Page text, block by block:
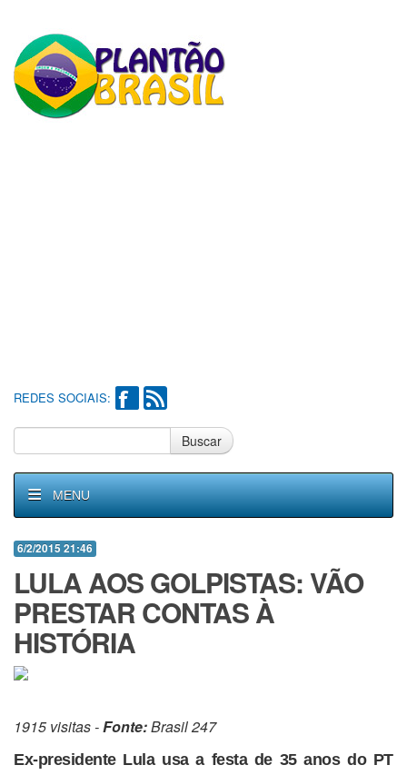
REDES SOCIAIS:
Buscar
MENU
6/2/2015 21:46
LULA AOS GOLPISTAS: VÃO
PRESTAR CONTAS À
HISTÓRIA
1915 visitas -Fonte:Brasil 247
Ex-presidente Lula usa a festa de 35 anos do PT